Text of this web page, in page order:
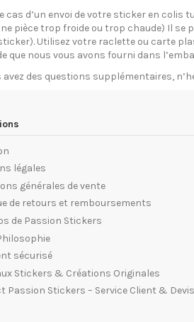
cas d’un envoi de votre sticker en
pièce trop froide ou trop chaude) Il
Utilisez votre raclette ou carte
que nous vous avons fourni dans
avez des questions supplémentaires,
légales
générales de vente
de retours et remboursements
de Passion Stickers
sécurisé
Stickers & Créations Originales
Passion Stickers – Service Client &